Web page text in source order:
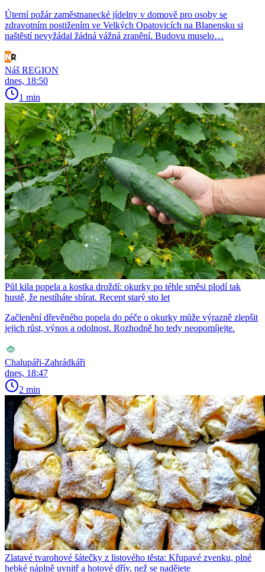
Úterní požár zaměstnanecké jídelny v domově pro osoby se
zdravotním postižením ve Velkých Opatovicích na Blanensku si
naštěstí nevyžádal žádná vážná zranění. Budovu muselo…
Náš REGION
dnes, 18:50
1 min
Půl kila popela a kostka droždí: okurky po téhle směsi plodí tak
hustě, že nestíháte sbírat. Recept starý sto let
Začlenění dřevěného popela do péče o okurky může výrazně zlepšit
jejich růst, výnos a odolnost. Rozhodně ho tedy neopomíjejte.
Chalupáři-Zahrádkáři
dnes, 18:47
2 min
Zlatavé tvarohové šátečky z listového těsta: Křupavé zvenku, plné
hebké náplně uvnitř a hotové dřív, než se nadějete